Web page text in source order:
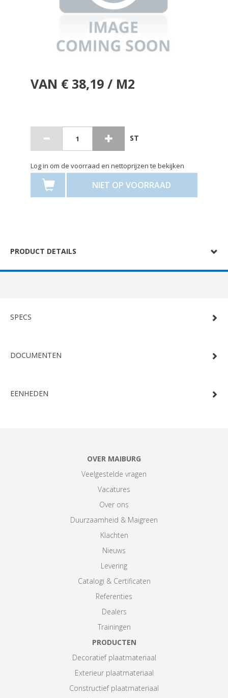
VAN € 38,19 / M2
ST
Log in om de voorraad en nettoprijzen te bekijken
NIET OP VOORRAAD
PRODUCT DETAILS
SPECS
DOCUMENTEN
EENHEDEN
OVER MAIBURG
Veelgestelde vragen
Vacatures
Over ons
Duurzaamheid & Maigreen
Klachten
Nieuws
Levering
Catalogi & Certificaten
Referenties
Dealers
Trainingen
PRODUCTEN
Decoratief plaatmateriaal
Exterieur plaatmateriaal
Constructief plaatmateriaal